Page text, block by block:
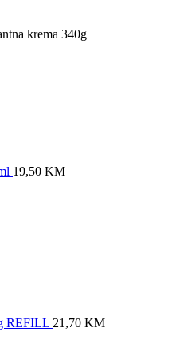
krema 340g
19,50 KM
REFILL 21,70 KM